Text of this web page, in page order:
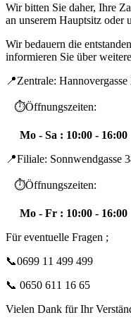
Wir bitten Sie daher, Ihre
an unserem Hauptsitz oder
Wir bedauern die
informieren Sie über
📍Zentrale:
⏱️Öffnungszeiten:
Mo - Sa : 10:00 - 16:00
📍Filiale: Sonnwendgasse
⏱️Öffnungszeiten:
Mo - Fr : 10:00 - 16:00
Für eventuelle Fragen ;
📞0699 11 499 499
📞 0650 611 16 65
Vielen Dank für Ihr